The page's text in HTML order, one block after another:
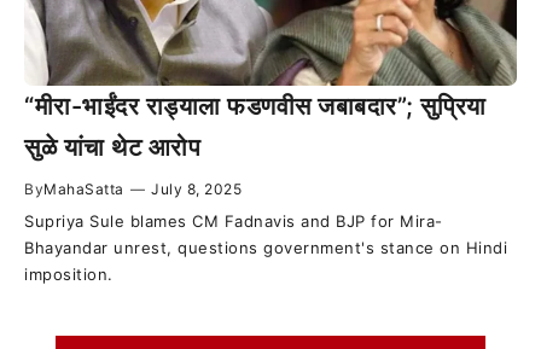
“मीरा-भाईंदर राड्याला फडणवीस जबाबदार”; सुप्रिया
सुळे यांचा थेट आरोप
ByMahaSatta — July 8, 2025
Supriya Sule blames CM Fadnavis and BJP for Mira-
Bhayandar unrest, questions government's stance on Hindi
imposition.